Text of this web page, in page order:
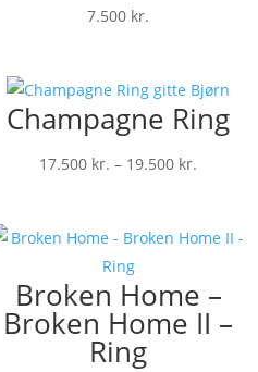
7.500 kr.
Champagne Ring
17.500 kr. – 19.500 kr.
19.500 kr.
Broken Home –
Broken Home II –
Ring